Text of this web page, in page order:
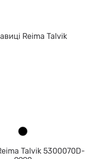
Talvik 5300070D-